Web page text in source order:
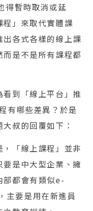
得暫時取消或延
」來取代實體課
各式各樣的線上課
是不是所有課程都
到「線上平台」推
有哪些差異？於是
叔的回覆如下：
「線上課程」並非
是中大型企業、擁
部都會有類似e-
主要是用在新進員